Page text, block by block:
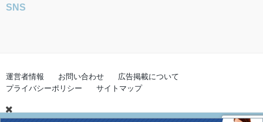
SNS
運営者情報 お問い合わせ
広告掲載について
プライバシーポリシー
サイトマップ